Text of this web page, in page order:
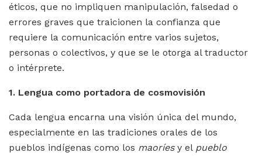
éticos, que no impliquen manipulación, falsedad o
errores graves que traicionen la confianza que
requiere la comunicación entre varios sujetos,
personas o colectivos, y que se le otorga al traductor
o intérprete.
1. Lengua como portadora de cosmovisión
Cada lengua encarna una visión única del mundo,
especialmente en las tradiciones orales de los
pueblos indígenas como los maoríesy el pueblo